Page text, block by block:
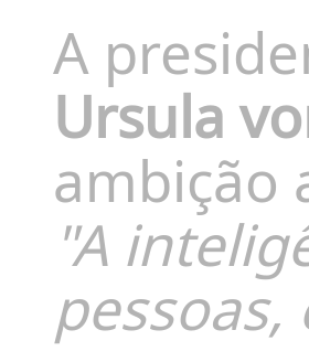
A
Ursula
ambição
"A